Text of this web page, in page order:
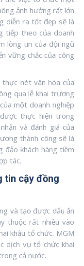
ảnh hưởng rất lớn
diễn ra tốt đẹp sẽ là
tiếp theo của doanh
lòng tin của đội ngũ
vững chắc của công
thực nét văn hóa của
qua lễ khai trương
một doanh nghiệp
thực hiện trong
và đánh giá của
thành công sẽ là
khách hàng tiềm
tác.
tin cậy đồng
và tạo được dấu ấn
thuộc rất nhiều vào
khâu tổ chức. MGM
dịch vụ tổ chức khai
cả nước.